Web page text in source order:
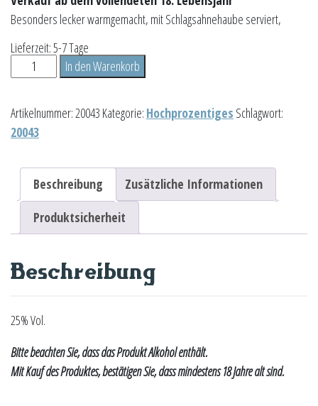
Besonders lecker warmgemacht, mit Schlagsahnehaube serviert,
Lieferzeit:5-7 Tage
Teelikör
0,35L
25%
Menge
In den Warenkorb
Artikelnummer:20043 Kategorie: Hochprozentiges Schlagwort:
20043
Beschreibung
Zusätzliche Informationen
Produktsicherheit
Beschreibung
25% Vol.
Bitte beachten Sie, dass das Produkt Alkohol enthält.
Mit Kauf des Produktes, bestätigen Sie, dass mindestens 18 Jahre alt sind.